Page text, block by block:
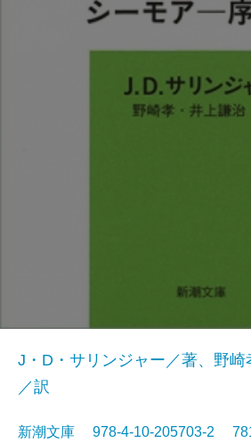
J・D・サリンジャー／著、野
／訳
新潮文庫 978-4-10-205703-2